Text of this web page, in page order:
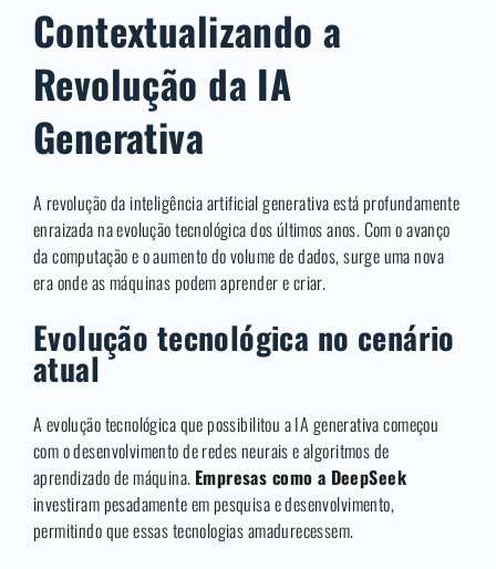
Contextualizando a
Revolução da IA
Generativa
A revolução da inteligência artificial generativa está profundamente
enraizada na evolução tecnológica dos últimos anos. Com o avanço
da computação e o aumento do volume de dados, surge uma nova
era onde as máquinas podem aprender e criar.
Evolução tecnológica no cenário
atual
A evolução tecnológica que possibilitou a IA generativa começou
com o desenvolvimento de redes neurais e algoritmos de
aprendizado de máquina. Empresas como a DeepSeek
investiram pesadamente em pesquisa e desenvolvimento,
permitindo que essas tecnologias amadurecessem.